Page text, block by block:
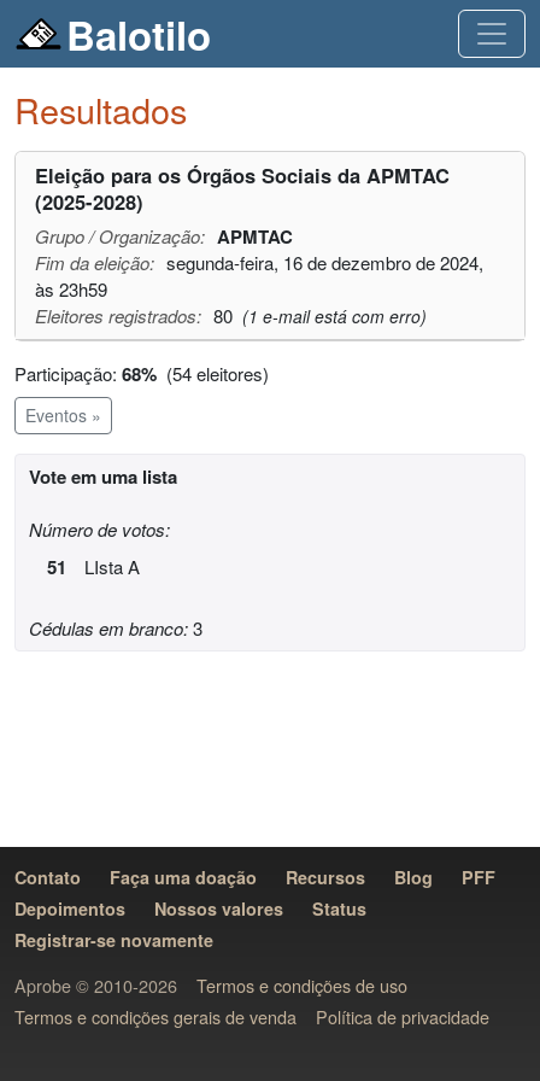
Balotilo
Resultados
Eleição para os Órgãos Sociais da APMTAC
(2025-2028)
Grupo / Organização: APMTAC
Fim da eleição: segunda-feira, 16 de dezembro de 2024,
às 23h59
Eleitores registrados: 80 (1 e-mail está com erro)
Participação: 68% (54 eleitores)
Eventos »
Vote em uma lista
Número de votos:
51 LIsta A
Cédulas em branco:3
Contato Faça uma doação Recursos Blog
PFF
Depoimentos
Nossos valores
Status
Registrar-se novamente
Aprobe © 2010-2026
Termos e condições de uso
Termos e condições gerais de venda
Política de privacidade